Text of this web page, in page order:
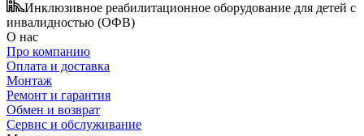
Инклюзивное реабилитационное оборудование для детей с
инвалидностью (ОФВ)
О нас
Про компанию
Оплата и доставка
Монтаж
Ремонт и гарантия
Обмен и возврат
Сервис и обслуживание